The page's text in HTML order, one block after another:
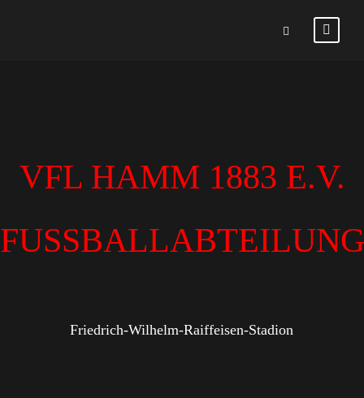
VFL HAMM 1883 E.V.
FUSSBALLABTEILUNG
Friedrich-Wilhelm-Raiffeisen-Stadion